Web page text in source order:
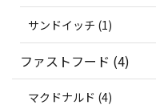
サンドイッチ (1)
ファストフード (4)
マクドナルド (4)